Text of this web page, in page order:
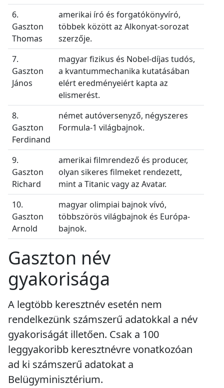
6.
Gaszton
Thomas
amerikai író és forgatókönyvíró,
többek között az Alkonyat-sorozat
szerzője.
7.
Gaszton
János
magyar fizikus és Nobel-díjas tudós,
a kvantummechanika kutatásában
elért eredményeiért kapta az
elismerést.
8.
Gaszton
Ferdinand
német autóversenyző, négyszeres
Formula-1 világbajnok.
9.
Gaszton
Richard
amerikai filmrendező és producer,
olyan sikeres filmeket rendezett,
mint a Titanic vagy az Avatar.
10.
Gaszton
Arnold
magyar olimpiai bajnok vívó,
többszörös világbajnok és Európa-
bajnok.
Gaszton név
gyakorisága
A legtöbb keresztnév esetén nem
rendelkezünk számszerű adatokkal a név
gyakoriságát illetően. Csak a 100
leggyakoribb keresztnévre vonatkozóan
ad ki számszerű adatokat a
Belügyminisztérium.